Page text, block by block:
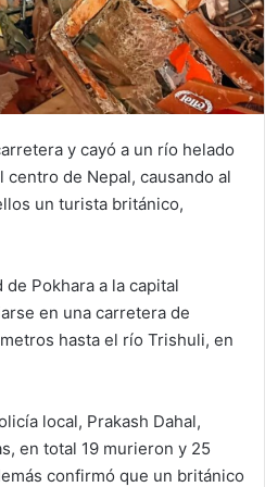
y cayó a un río helado
centro de Nepal, causando al
un turista británico,
Pokhara a la capital
en una carretera de
hasta el río Trishuli, en
local, Prakash Dahal,
en total 19 murieron y 25
confirmó que un británico